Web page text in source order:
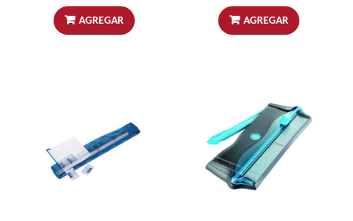
AGREGAR AGREGAR